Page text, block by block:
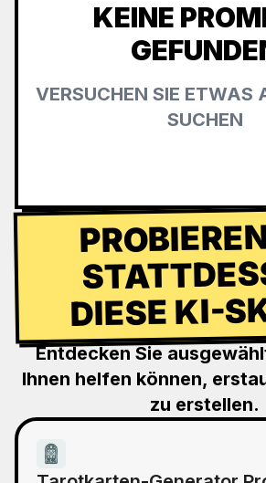
KEINE
VERSUCHEN SIE ETWAS
SUCHEN
DIESE KI-
Entdecken Sie
Ihnen helfen können,
zu erstellen.